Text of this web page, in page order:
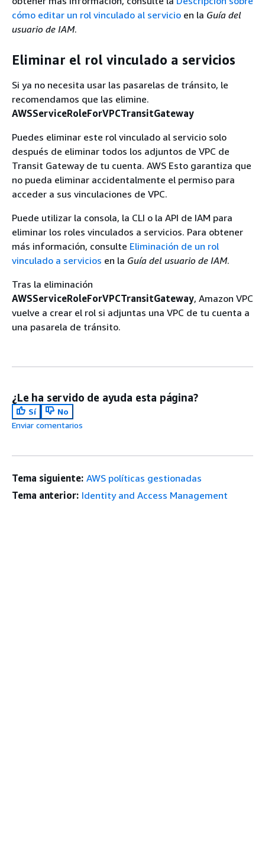
cómo editar un rol vinculado al servicio en la Guía del
usuario de IAM.
Eliminar el rol vinculado a servicios
Si ya no necesita usar las pasarelas de tránsito, le
recomendamos que las elimine.
AWSServiceRoleForVPCTransitGateway
Puedes eliminar este rol vinculado al servicio solo
después de eliminar todos los adjuntos de VPC de
Transit Gateway de tu cuenta. AWS Esto garantiza que
no pueda eliminar accidentalmente el permiso para
acceder a sus vinculaciones de VPC.
Puede utilizar la consola, la CLI o la API de IAM para
eliminar los roles vinculados a servicios. Para obtener
más información, consulte Eliminación de un rol
vinculado a servicios en la Guía del usuario de IAM.
Tras la eliminación
AWSServiceRoleForVPCTransitGateway, Amazon VPC
vuelve a crear el rol si adjuntas una VPC de tu cuenta a
una pasarela de tránsito.
¿Le ha servido de ayuda esta página?
Sí
No
Enviar comentarios
Tema siguiente: AWS políticas gestionadas
Tema anterior: Identity and Access Management